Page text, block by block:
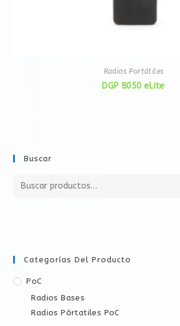
Radios Portátiles
DGP 8050 eLite
Buscar
Categorías Del Producto
PoC
Radios Bases
Radios Pórtatiles PoC